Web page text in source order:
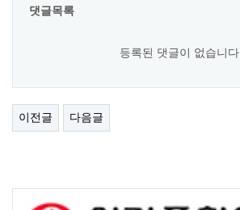
댓글목록
등록된 댓글이 없습니다.
이전글 다음글